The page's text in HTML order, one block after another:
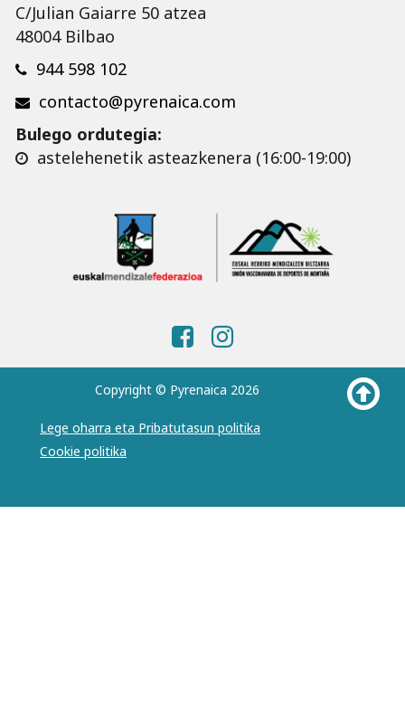
C/Julian Gaiarre 50 atzea
48004 Bilbao
944 598 102
contacto@pyrenaica.com
Bulego ordutegia:
astelehenetik asteazkenera (16:00-19:00)
Copyright © Pyrenaica 2026
Lege oharra eta Pribatutasun politika
Cookie politika